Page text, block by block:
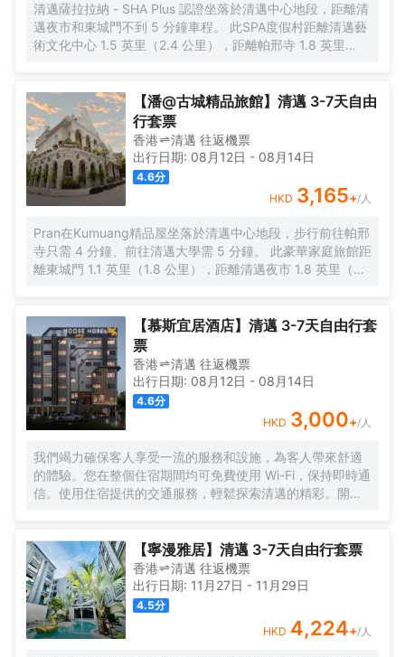
清邁薩拉拉納 - SHA Plus 認證坐落於清邁中心地段，距離清
邁夜市和東城門不到 5 分鐘車程。 此SPA度假村距離清邁藝
術文化中心 1.5 英里（2.4 公里），距離帕邢寺 1.8 英里
WiFi、禮賓服務和宴會廳。 您可以到餐廳享用一頓美餐，也
可以待在房間裏，享受度假村的部分時段客房送餐服務。在
忙碌的一天後，不妨去酒吧/酒廊輕鬆一下。每天 7:00 至
11:00 提供收費的全套早餐。 特色服務/設施包括豪華轎車或
公務車服務、電腦站點和大堂免費報紙。酒店提供免費自助
停車。 有 15 間空調客房提供迷你吧和DVD 播放器；您定能
在旅途中找到家的舒適。帶有衞星頻道的平板電視可滿足您
的娛樂需求；同時提供免費無線網絡，方便您與朋友保持聯
繫。私人浴室提供免費洗浴用品和吹風機。便利設施包括電
話，以及保險箱和書桌。
【潘@古城精品旅館】清邁 3-7天自由
行套票
香港 清邁 往返機票
出行日期: 08月12日 - 08月14日
4.6分
HKD 3,165+/人
Pran在Kumuang精品屋坐落於清邁中心地段，步行前往帕邢
寺只需 4 分鐘、前往清邁大學需 5 分鐘。 此豪華家庭旅館距
離東城門 1.1 英里（1.8 公里），距離清邁夜市 1.8 英里（3
去餐廳享用美餐。每日 8:30 至 11:00 提供免費的當地美食
早餐。 前台只在規定時段有服務人員值班。 有 4 間空調客
房提供液晶電視；您定能在旅途中找到家的舒適。您的精選
舒適床墊卧床備有羽絨被和高檔床上用品。提供免費無線網
絡，方便您與朋友保持聯繫；有線頻道可滿足您的娛樂需
求。浴室提供獨立的浴缸和淋浴，配有大花灑淋浴噴頭和吹
風機。
【慕斯宜居酒店】清邁 3-7天自由行套
票
香港 清邁 往返機票
出行日期: 08月12日 - 08月14日
4.6分
HKD 3,000+/人
我們竭力確保客人享受一流的服務和設施，為客人帶來舒適
的體驗。您在整個住宿期間均可免費使用 Wi-Fi，保持即時通
信。使用住宿提供的交通服務，輕鬆探索清邁的精彩。開車
地的熱門娛樂活動，住宿的票務服務可以為您提供幫助。入
住位於法漢的1卧室-平方米|帶1個獨立浴室，無需大包小
包，洗衣服務可確保您的衣服保持乾淨清新。需要放鬆一下
嗎？您的客房可提供客房送餐服務，讓您的入住更加舒適愉
快。 請注意，為確保所有客人能夠享受更新鮮的空氣，住宿
內嚴禁吸煙。每間客房均以舒適為宗旨，提供一系列設施服
【寧漫雅居】清邁 3-7天自由行套票
香港 清邁 往返機票
出行日期: 11月27日 - 11月29日
4.5分
HKD 4,224+/人